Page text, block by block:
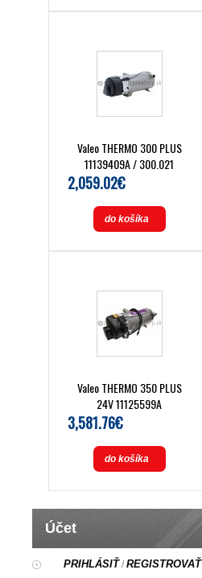
Valeo THERMO 300 PLUS
11139409A / 300.021
2,059.02€
do košíka
Valeo THERMO 350 PLUS
24V 11125599A
3,581.76€
do košíka
Účet
PRIHLÁSIŤ/REGISTROVAŤ